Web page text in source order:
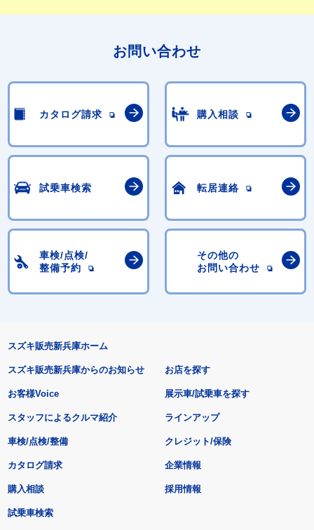
お問い合わせ
カタログ請求 購入相談
試乗車検索 転居連絡
車検/点検/
整備予約
その他の
お問い合わせ
スズキ販売新兵庫ホーム
スズキ販売新兵庫からのお知らせ
お客様Voice
スタッフによるクルマ紹介
お店を探す
展示車/試乗車を探す
ラインアップ
車検/点検/整備 クレジット/保険
カタログ請求
購入相談
試乗車検索
企業情報
採用情報